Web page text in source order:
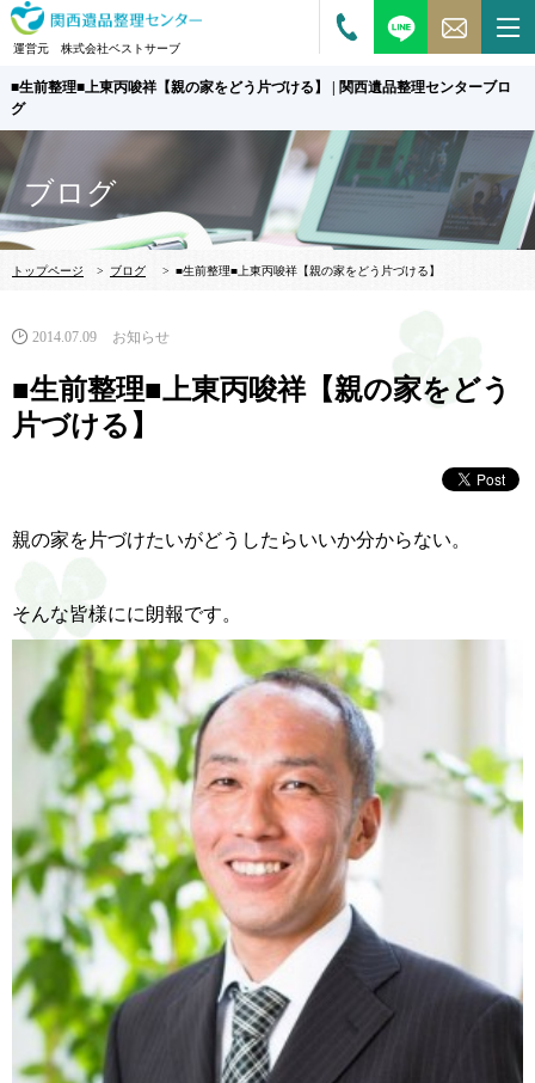
運営元 株式会社ベストサーブ
■生前整理■上東丙唆祥【親の家をどう片づける】 | 関西遺品整理センターブロ
グ
ブログ
トップページ > ブログ > ■生前整理■上東丙唆祥【親の家をどう片づける】
2014.07.09 お知らせ
■生前整理■上東丙唆祥【親の家をどう
片づける】
親の家を片づけたいがどうしたらいいか分からない。
そんな皆様にに朗報です。